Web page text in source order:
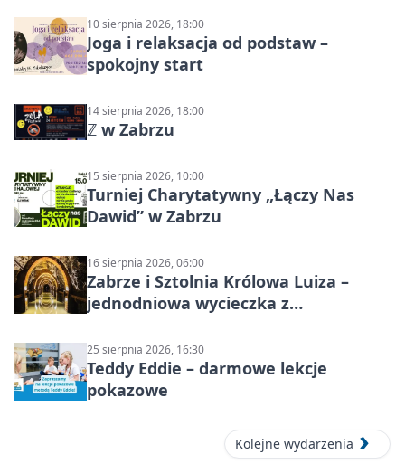
10 sierpnia 2026, 18:00
Joga i relaksacja od podstaw –
spokojny start
14 sierpnia 2026, 18:00
ℤ w Zabrzu
15 sierpnia 2026, 10:00
Turniej Charytatywny „Łączy Nas
Dawid” w Zabrzu
16 sierpnia 2026, 06:00
Zabrze i Sztolnia Królowa Luiza –
jednodniowa wycieczka z
miasta
25 sierpnia 2026, 16:30
Teddy Eddie – darmowe lekcje
pokazowe
Kolejne wydarzenia